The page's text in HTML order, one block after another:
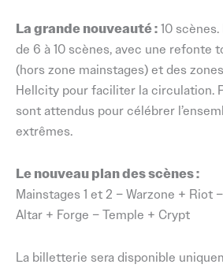
La grande nouveauté :10
de 6 à 10 scènes, avec une refonte
(hors zone mainstages) et des
Hellcity pour faciliter la circulation.
sont attendus pour célébrer
extrêmes.
Le nouveau plan des scènes :
Mainstages 1 et 2 – Warzone + Riot
Altar + Forge – Temple + Crypt
La billetterie sera disponible